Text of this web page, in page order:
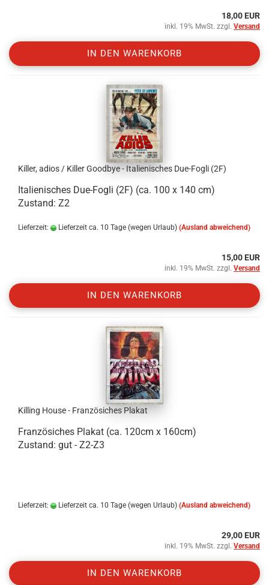
18,00 EUR
inkl. 19% MwSt. zzgl. Versand
IN DEN WARENKORB
Killer, adios / Killer Goodbye - Italienisches Due-Fogli (2F)
Italienisches Due-Fogli (2F) (ca. 100 x 140 cm)
Zustand: Z2
Lieferzeit: Lieferzeit ca. 10 Tage (wegen Urlaub) (Ausland abweichend)
15,00 EUR
inkl. 19% MwSt. zzgl. Versand
IN DEN WARENKORB
Killing House - Französiches Plakat
Französiches Plakat (ca. 120cm x 160cm)
Zustand: gut - Z2-Z3
Lieferzeit: Lieferzeit ca. 10 Tage (wegen Urlaub) (Ausland abweichend)
29,00 EUR
inkl. 19% MwSt. zzgl. Versand
IN DEN WARENKORB